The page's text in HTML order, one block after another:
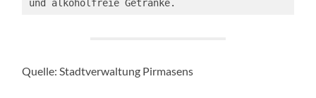
und alkoholfreie Getränke.
Quelle: Stadtverwaltung Pirmasens